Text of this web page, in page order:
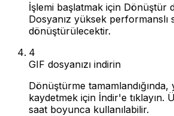
İşlemi başlatmak için Dönüştür
Dosyanız yüksek performanslı
dönüştürülecektir.
4
GIF dosyanızı indirin
Dönüştürme tamamlandığında,
kaydetmek için İndir'e tıklayın.
saat boyunca kullanılabilir.